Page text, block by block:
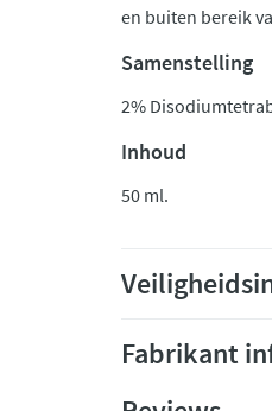
en buiten bereik
Samenstelling
2%
Inhoud
50 ml.
Fabrikant